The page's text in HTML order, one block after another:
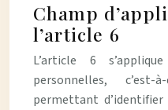
Champ
l’article 6
L’article 6
personnelles,
permettant